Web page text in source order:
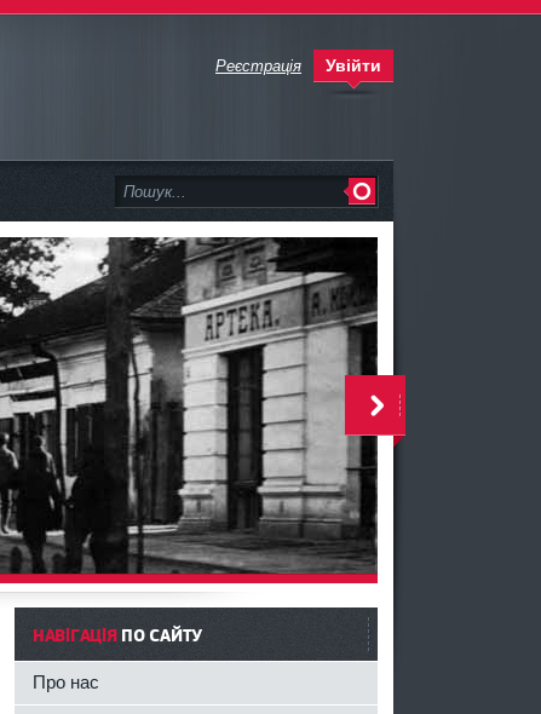
Реєстрація Увійти
НАВІГАЦІЯПО САЙТУ
Про нас